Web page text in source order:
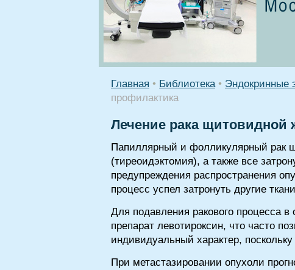
Главная • Библиотека • Эндокринные
профилактика
Лечение рака щитовидной
Папиллярный и фолликулярный рак
(тиреоидэктомия), а также все
предупреждения распространения
процесс успел затронуть другие
Для подавления ракового процесса
препарат левотироксин, что часто
индивидуальный характер,
При метастазировании опухоли